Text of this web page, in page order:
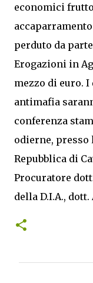
economici
perduto da parte
Erogazioni in
mezzo di euro.
antimafia
conferenza
odierne, presso
Repubblica di
Procuratore
della D.I.A., dott.